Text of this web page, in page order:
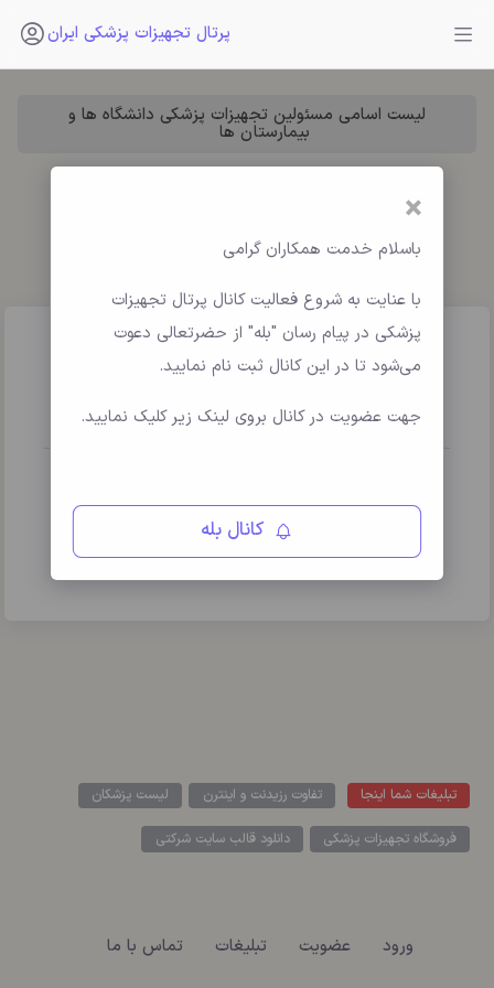
پرتال تجهیزات پزشکی ایران
لیست اسامی مسئولین تجهیزات پزشکی دانشگاه ها و
بیمارستان ها
روز مهندس
engineer's day
پنجم اسفند
تبلیغات شما اینجا تفاوت رزیدنت و اینترن لیست پزشکان
فروشگاه تجهیزات پزشکی دانلود قالب سایت شرکتی
ورود عضویت تبلیغات تماس با ما
×
باسلام خدمت همکاران گرامی
با عنایت به شروع فعالیت کانال پرتال تجهیزات
پزشکی در پیام رسان "بله" از حضرتعالی دعوت
می‌شود تا در این کانال ثبت نام نمایید.
جهت عضویت در کانال بروی لینک زیر کلیک نمایید.
کانال بله